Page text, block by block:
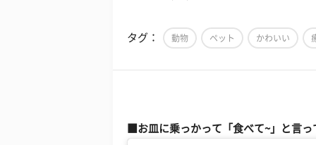
タグ： 動物 ペット かわいい
■お皿に乗っかって「食べて~」と言っ